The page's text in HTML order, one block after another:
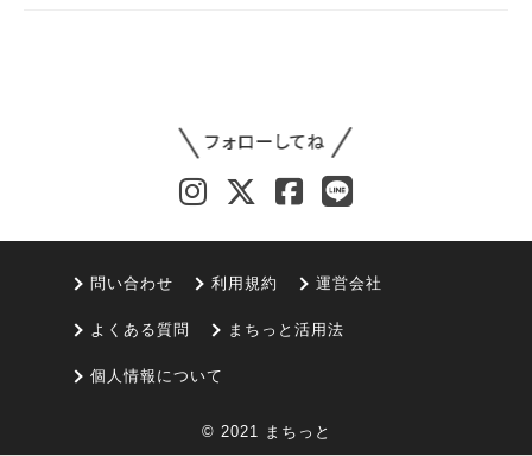
問い合わせ 利用規約 運営会社
よくある質問 まちっと活用法
個人情報について
© 2021 まちっと